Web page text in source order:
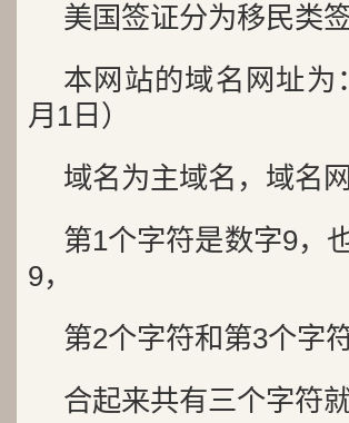
美国签证分为移民类
本网站的域名网址为
月1日）
域名为主域名，域名
第1个字符是数字9，
9，
第2个字符和第3个字
合起来共有三个字符